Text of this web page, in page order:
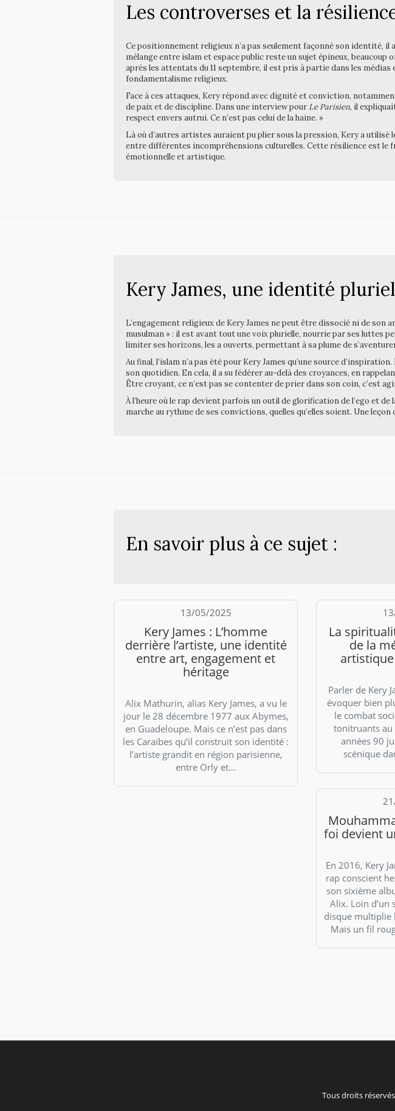
Les controverses et la
Ce positionnement religieux n’a pas seulement façonné son identité, il
mélange entre islam et espace public reste un sujet épineux,
après les attentats du 11 septembre, il est pris à partie dans les
fondamentalisme religieux.
Face à ces attaques, Kery répond avec dignité et conviction,
de paix et de discipline. Dans une interview pour Le Parisien, il
respect envers autrui. Ce n’est pas celui de la haine. »
Là où d’autres artistes auraient pu plier sous la pression, Kery a
entre différentes incompréhensions culturelles. Cette résilience est le
émotionnelle et artistique.
Kery James, une identité
L’engagement religieux de Kery James ne peut être dissocié ni de
musulman » : il est avant tout une voix plurielle, nourrie par ses luttes
limiter ses horizons, les a ouverts, permettant à sa plume de
Au final, l’islam n’a pas été pour Kery James qu’une source
son quotidien. En cela, il a su fédérer au-delà des croyances, en
Être croyant, ce n’est pas se contenter de prier dans son coin, c’est
À l’heure où le rap devient parfois un outil de glorification de l’ego et
marche au rythme de ses convictions, quelles qu’elles soient. Une
En savoir plus à ce sujet :
13/05/2025
Kery James : L’homme
derrière l’artiste, une identité
entre art, engagement et
héritage
Alix Mathurin, alias Kery James, a vu le
jour le 28 décembre 1977 aux Abymes,
en Guadeloupe. Mais ce n’est pas dans
les Caraïbes qu’il construit son identité :
l’artiste grandit en région parisienne,
entre Orly et...
La
de la
artistique
Parler de Kery
évoquer bien
le combat
tonitruants au
années 90
scénique
foi devient
En 2016, Kery
rap conscient
son sixième
Alix. Loin
disque multiplie
Mais un fil
Tous droits